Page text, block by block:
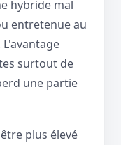
hybride mal
entretenue au
surtout de
une partie
plus élevé